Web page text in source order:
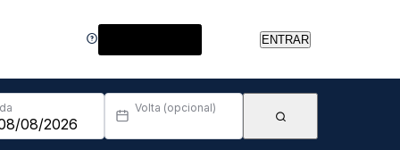
ENTRAR
Volta (opcional)